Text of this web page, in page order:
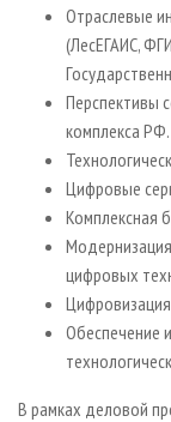
Отраслевые
(ЛесЕГАИС,
Перспективы
комплекса РФ.
Цифровые
Комплексная
цифровых
Обеспечение
В рамках деловой